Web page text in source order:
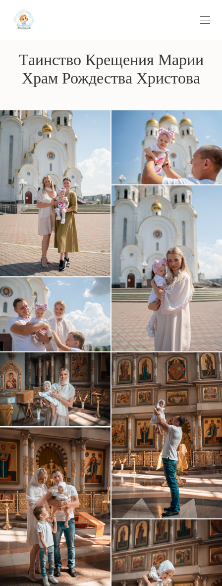
Таинство Крещения Марии
Храм Рождества Христова